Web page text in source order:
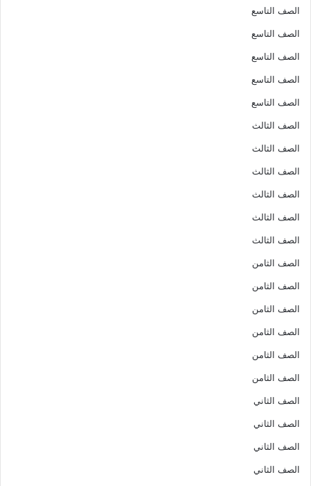
الصف التاسع
الصف التاسع
الصف التاسع
الصف التاسع
الصف التاسع
الصف الثالث
الصف الثالث
الصف الثالث
الصف الثالث
الصف الثالث
الصف الثالث
الصف الثامن
الصف الثامن
الصف الثامن
الصف الثامن
الصف الثامن
الصف الثامن
الصف الثاني
الصف الثاني
الصف الثاني
الصف الثاني